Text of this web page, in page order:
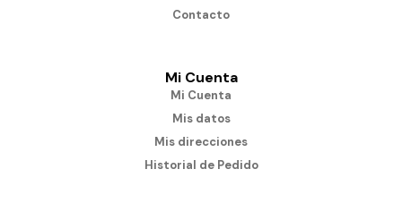
Contacto
Mi Cuenta
Mi Cuenta
Mis datos
Mis direcciones
Historial de Pedido